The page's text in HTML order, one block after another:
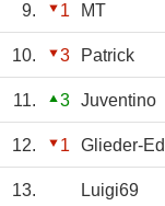
9. 1 MT
10. 3 Patrick
11. 3 Juventino
12. 1 Glieder-
13. Luigi69